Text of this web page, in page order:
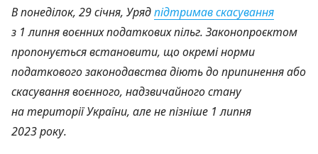
В понеділок, 29 січня, Урядпідтримав скасування
з 1 липня воєнних податкових пільг. Законопроєктом
пропонується встановити, що окремі норми
податкового законодавства діють до припинення або
скасування воєнного, надзвичайного стану
на території України, але не пізніше 1 липня
2023 року.